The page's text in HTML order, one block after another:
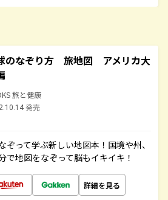
のなぞり方 旅地図 アメリカ大
旅と健康
発売
ぞって学ぶ新しい地図本！国境や州、
で地図をなぞって脳もイキイキ！
詳細を見る